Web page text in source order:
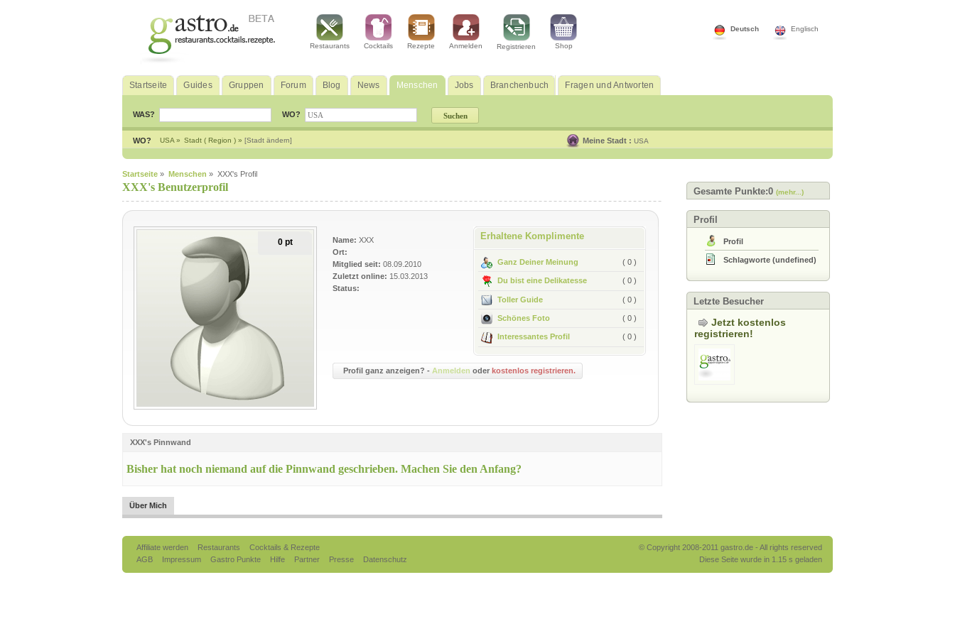
Englisch
Deutsch
Restaurants Cocktails Rezepte Anmelden Registrieren Shop
Startseite Guides Gruppen Forum Blog News Menschen Jobs Branchenbuch Fragen und Antworten
WAS? WO?
WO? USA » Stadt ( Region ) » [Stadt ändern] Meine Stadt : USA
Startseite » Menschen » XXX's Profil
XXX's Benutzerprofil
Erhaltene Komplimente
( 0 )
Ganz Deiner Meinung
( 0 )
Du bist eine Delikatesse
( 0 )
Toller Guide
( 0 )
Schönes Foto
( 0 )
Interessantes Profil
0 pt Name: XXX
Ort:
Mitglied seit: 08.09.2010
Zuletzt online: 15.03.2013
Status:
Profil ganz anzeigen? - Anmelden oder kostenlos registrieren.
XXX's Pinnwand
Bisher hat noch niemand auf die Pinnwand geschrieben. Machen Sie den Anfang?
Über Mich
Gesamte Punkte:0 (mehr...)
Profil
Profil
Schlagworte (undefined)
Letzte Besucher
Jetzt kostenlos
registrieren!
© Copyright 2008-2011 gastro.de - All rights reserved
Diese Seite wurde in 1.15 s geladen
Affiliate werden Restaurants
Cocktails & Rezepte
AGB
Impressum Gastro Punkte Hilfe Partner Presse Datenschutz